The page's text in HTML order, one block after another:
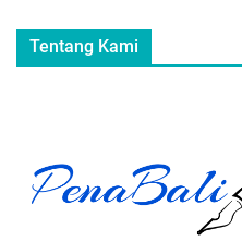
Tentang Kami